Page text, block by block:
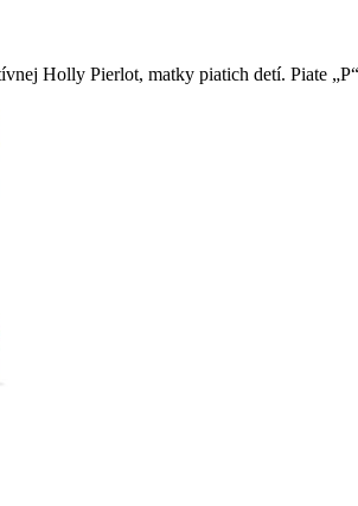
Holly Pierlot, matky piatich detí. Piate